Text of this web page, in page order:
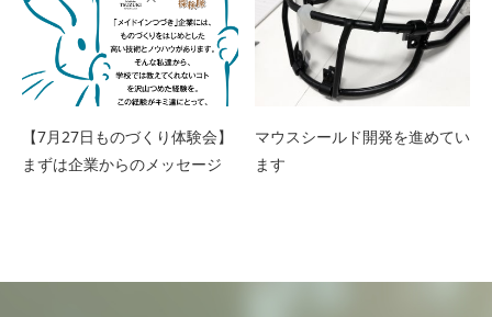
【7月27日ものづくり体験会】
まずは企業からのメッセージ
マウスシールド開発を進めてい
ます